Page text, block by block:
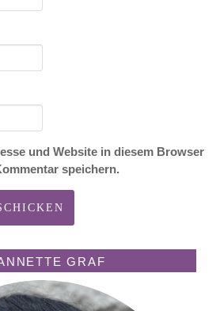
und Website in diesem Browser
speichern.
GRAF